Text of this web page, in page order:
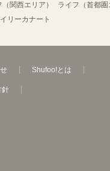
関西エリア）
ライフ（首都圏
リーカナート
Shufoo!とは
針